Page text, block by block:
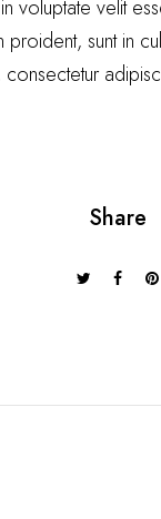
voluptate velit
sunt in
Share